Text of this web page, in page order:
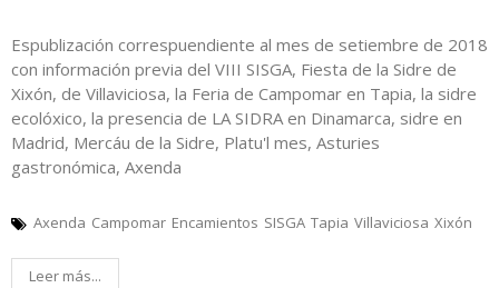
Espublización correspuendiente al mes de setiembre de 2018
con información previa del VIII SISGA, Fiesta de la Sidre de
Xixón, de Villaviciosa, la Feria de Campomar en Tapia, la sidre
ecolóxico, la presencia de LA SIDRA en Dinamarca, sidre en
Madrid, Mercáu de la Sidre, Platu'l mes, Asturies
gastronómica, Axenda
Axenda Campomar Encamientos SISGA Tapia Villaviciosa Xixón
Leer más...